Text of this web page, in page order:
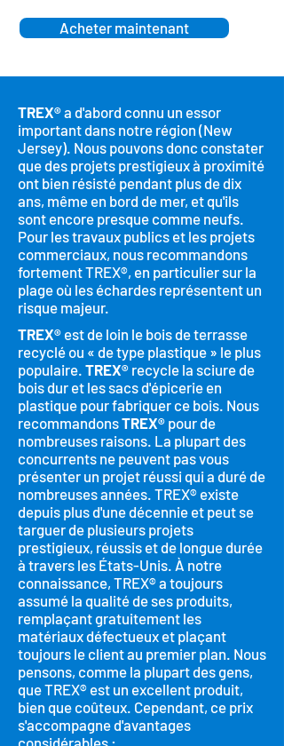
Acheter maintenant
TREX®a d'abord connu un essor
important dans notre région (New
Jersey). Nous pouvons donc constater
que des projets prestigieux à proximité
ont bien résisté pendant plus de dix
ans, même en bord de mer, et qu'ils
sont encore presque comme neufs.
Pour les travaux publics et les projets
commerciaux, nous recommandons
fortement TREX®, en particulier sur la
plage où les échardes représentent un
risque majeur.
TREX® est de loin le bois de terrasse
recyclé ou « de type plastique » le plus
populaire. TREX® recycle la sciure de
bois dur et les sacs d'épicerie en
plastique pour fabriquer ce bois. Nous
recommandonsTREX® pour de
nombreuses raisons. La plupart des
concurrents ne peuvent pas vous
présenter un projet réussi qui a duré de
nombreuses années. TREX® existe
depuis plus d'une décennie et peut se
targuer de plusieurs projets
prestigieux, réussis et de longue durée
à travers les États-Unis. À notre
connaissance, TREX® a toujours
assumé la qualité de ses produits,
remplaçant gratuitement les
matériaux défectueux et plaçant
toujours le client au premier plan. Nous
pensons, comme la plupart des gens,
que TREX® est un excellent produit,
bien que coûteux. Cependant, ce prix
s'accompagne d'avantages